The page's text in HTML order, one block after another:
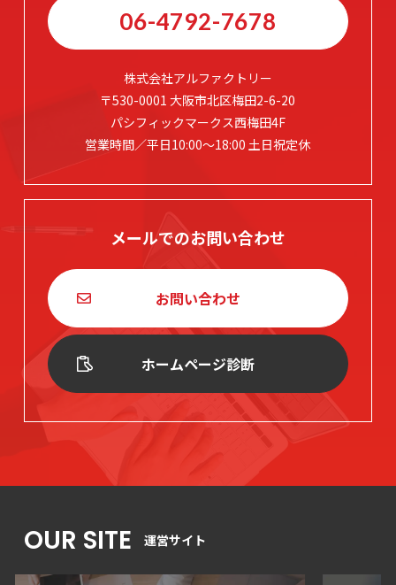
06-4792-7678
株式会社アルファクトリー
〒530-0001 大阪市北区梅田2-6-20
パシフィックマークス西梅田4F
営業時間／平日10:00～18:00 土日祝定休
メールでのお問い合わせ
お問い合わせ
ホームページ診断
OUR SITE 運営サイト